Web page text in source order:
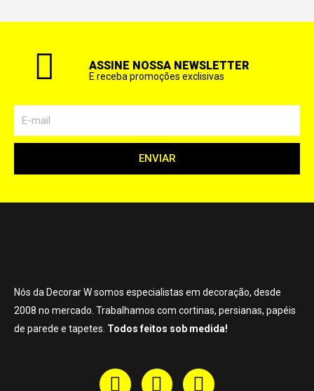
ASSINE NOSSA NEWSLETTER
E receba promoções exclisivas
ENVIAR
Nós da Decorar W somos especialistas em decoração, desde
2008 no mercado. Trabalhamos com cortinas, persianas, papéis
de parede e tapetes. Todos feitos sob medida!